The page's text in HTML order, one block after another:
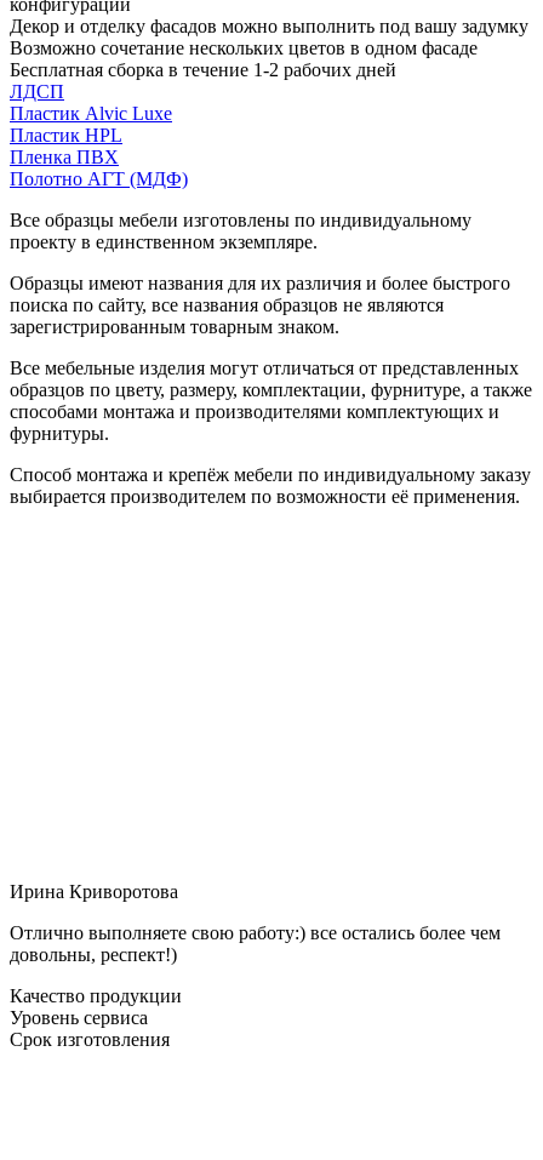
Декор и отделку фасадов можно выполнить под вашу задумку
Возможно сочетание нескольких цветов в одном фасаде
Бесплатная сборка в течение 1-2 рабочих дней
ЛДСП
Пластик Alvic Luxe
Пластик HPL
Пленка ПВХ
Полотно АГТ (МДФ)
Все образцы мебели изготовлены по индивидуальному
проекту в единственном экземпляре.
Образцы имеют названия для их различия и более быстрого
поиска по сайту, все названия образцов не являются
зарегистрированным товарным знаком.
Все мебельные изделия могут отличаться от представленных
образцов по цвету, размеру, комплектации, фурнитуре, а также
способами монтажа и производителями комплектующих и
фурнитуры.
Способ монтажа и крепёж мебели по индивидуальному заказу
выбирается производителем по возможности её применения.
Ирина Криворотова
Отлично выполняете свою работу:) все остались более чем
довольны, респект!)
Качество продукции
Уровень сервиса
Срок изготовления